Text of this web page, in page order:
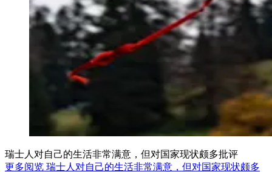
瑞士人对自己的生活非常满意，但对国家现状颇多批评
更多阅览 瑞士人对自己的生活非常满意，但对国家现状颇多